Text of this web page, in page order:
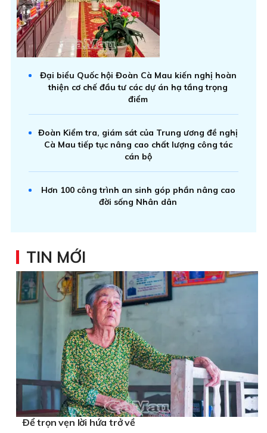
Đại biểu Quốc hội Đoàn Cà Mau kiến nghị hoàn
thiện cơ chế đầu tư các dự án hạ tầng trọng
điểm
Đoàn Kiểm tra, giám sát của Trung ương đề nghị
Cà Mau tiếp tục nâng cao chất lượng công tác
cán bộ
Hơn 100 công trình an sinh góp phần nâng cao
đời sống Nhân dân
TIN MỚI
Ðể trọn vẹn lời hứa trở về